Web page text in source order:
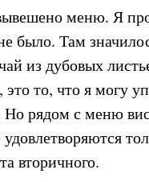
меню. Я
было. Там
из дубовых
то, что я могу
Но рядом с меню
вторичного.